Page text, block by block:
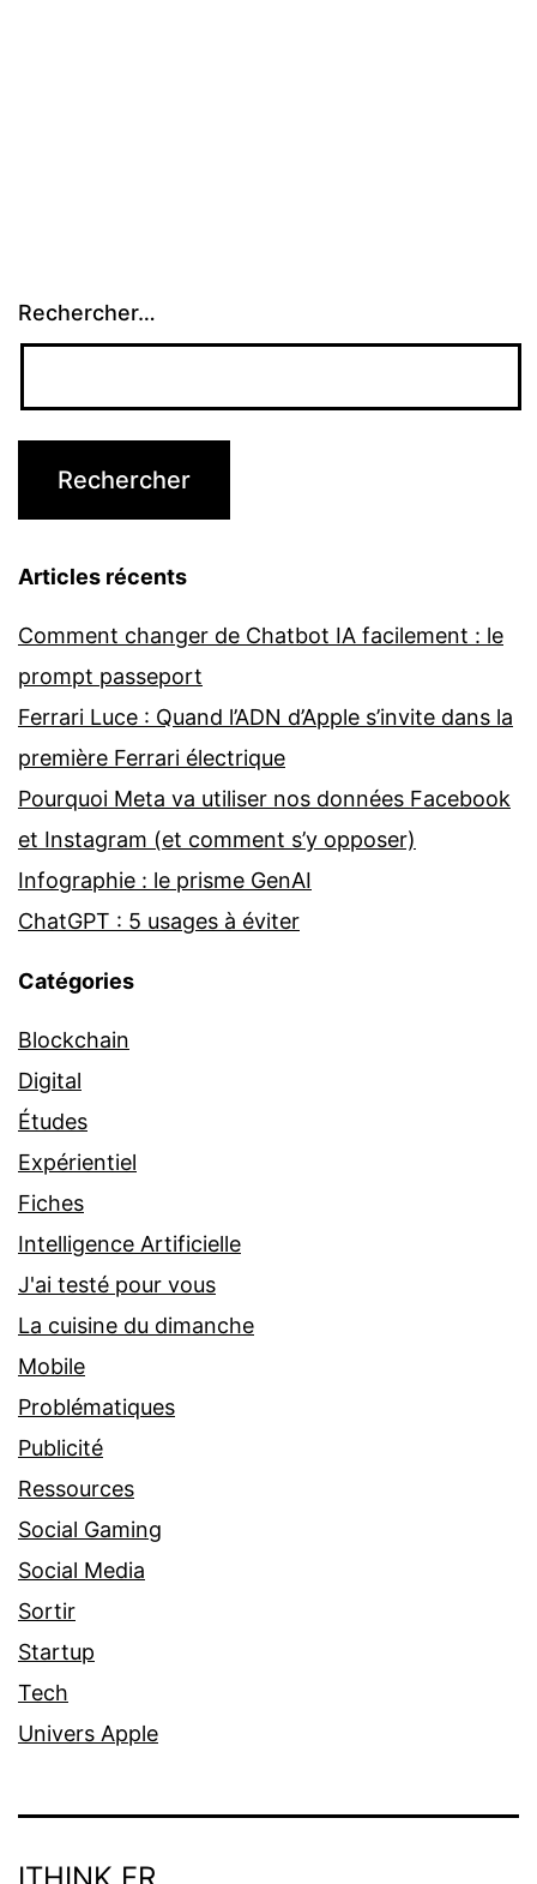
Rechercher…
Articles récents
Comment changer de Chatbot IA facilement : le
prompt passeport
Ferrari Luce : Quand l’ADN d’Apple s’invite dans la
première Ferrari électrique
Pourquoi Meta va utiliser nos données Facebook
et Instagram (et comment s’y opposer)
Infographie : le prisme GenAI
ChatGPT : 5 usages à éviter
Catégories
Blockchain
Digital
Études
Expérientiel
Fiches
Intelligence Artificielle
J'ai testé pour vous
La cuisine du dimanche
Mobile
Problématiques
Publicité
Ressources
Social Gaming
Social Media
Sortir
Startup
Tech
Univers Apple